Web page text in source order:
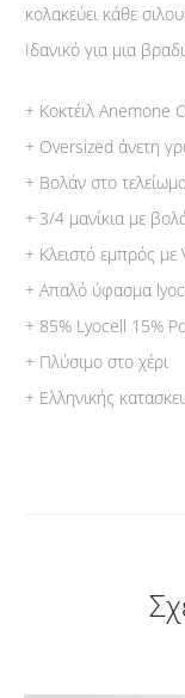
κολακεύει κάθε
Ιδανικό για μια
+ Κοκτέιλ Anemone
+ Oversized άνετη
+ Βολάν στο
+ 3/4 μανίκια με
+ Κλειστό εμπρός με
+ Απαλό ύφασμα
+ 85% Lyocell 15%
+ Πλύσιμο στο χέρι
+ Ελληνικής